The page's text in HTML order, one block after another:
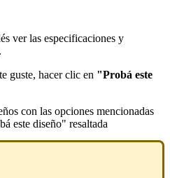
ver las especificaciones y
guste, hacer clic en "Probá este